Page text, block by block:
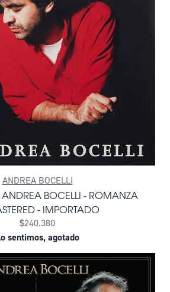
ANDREA BOCELLI
ANDREA BOCELLI - ROMANZA
- IMPORTADO
$240.380
sentimos, agotado